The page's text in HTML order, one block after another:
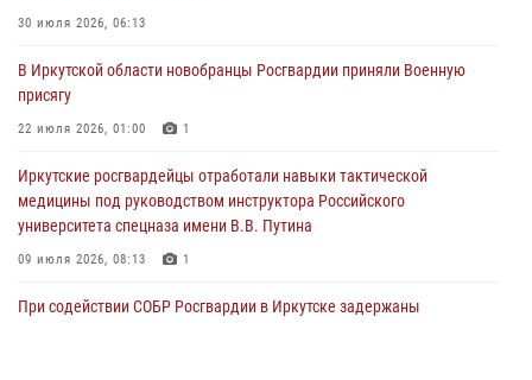
В честь 10-летия Росгвардии сотрудники вневедомственной охраны
в ведомстве
29 июля 2026, 03:44
30 июля 2026, 06:13
В Иркутской области новобранцы Росгвардии приняли Военную
присягу
22 июля 2026, 01:00 1
Иркутские росгвардейцы отработали навыки тактической
медицины под руководством инструктора Российского
университета спецназа имени В.В. Путина
09 июля 2026, 08:13 1
При содействии СОБР Росгвардии в Иркутске задержаны